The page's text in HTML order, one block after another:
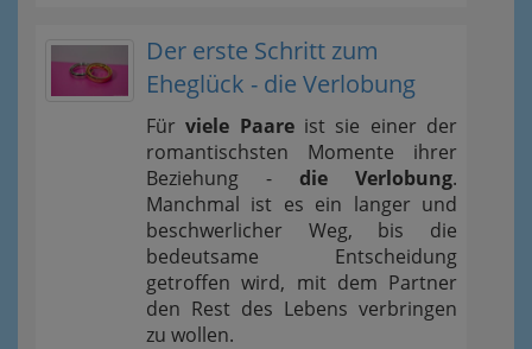
Der erste Schritt zum
Eheglück - die Verlobung
Fürviele Paareist sie einer der
romantischsten Momente ihrer
Beziehung - die Verlobung.
Manchmal ist es ein langer und
beschwerlicher Weg, bis die
bedeutsame Entscheidung
getroffen wird, mit dem Partner
den Rest des Lebens verbringen
zu wollen.